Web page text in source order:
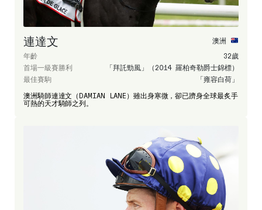
連達文
澳洲
年齡
32歲
首場一級賽勝利
「拜託勁風」（2014 羅柏奇勒爵士錦標）
最佳賽駒
「雍容白荷」
澳洲騎師連達文（DAMIAN LANE）雖出身寒微，卻已躋身全球最炙手
可熱的天才騎師之列。